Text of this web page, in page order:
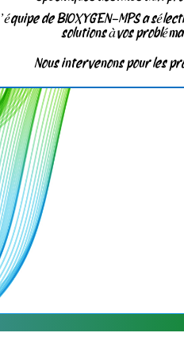
deBIOXYGEN-MPS a
solutions àvos
Nous intervenons pour les